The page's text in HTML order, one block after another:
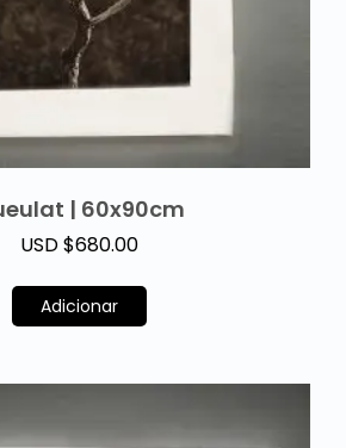
| 60x90cm
USD $680.00
Adicionar